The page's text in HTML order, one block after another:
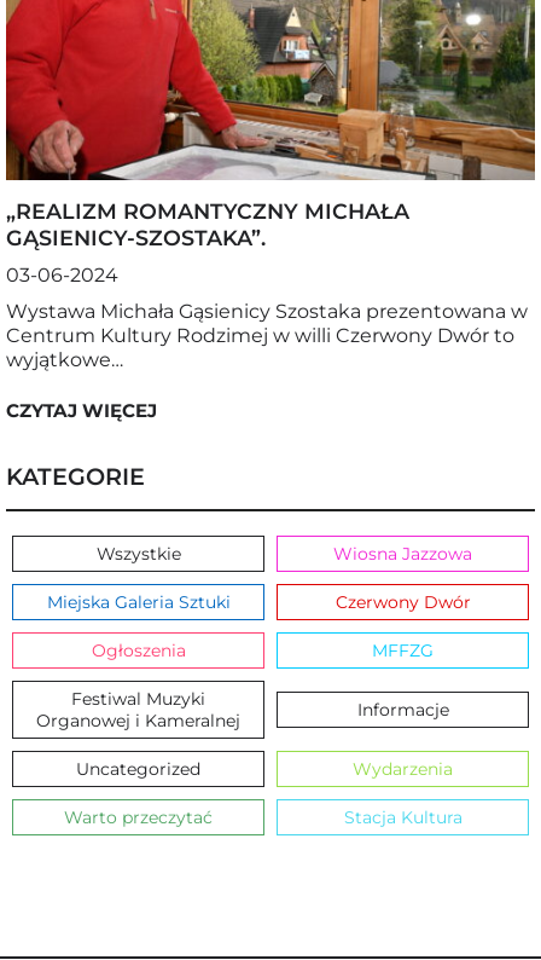
„REALIZM ROMANTYCZNY MICHAŁA
GĄSIENICY-SZOSTAKA”.
03-06-2024
Wystawa Michała Gąsienicy Szostaka prezentowana w
Centrum Kultury Rodzimej w willi Czerwony Dwór to
wyjątkowe…
CZYTAJ WIĘCEJ
KATEGORIE
Wszystkie Wiosna Jazzowa
Miejska Galeria Sztuki Czerwony Dwór
Ogłoszenia MFFZG
Festiwal Muzyki
Organowej i Kameralnej
Informacje
Uncategorized Wydarzenia
Warto przeczytać Stacja Kultura